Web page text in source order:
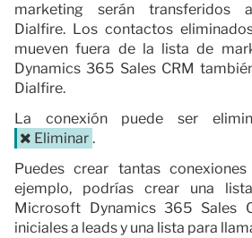
marketing serán transferidos
Dialfire. Los contactos
mueven fuera de la lista de
Dynamics 365 Sales CRM
Dialfire.
La conexión puede ser
Eliminar .
Puedes crear tantas
ejemplo, podrías crear una
Microsoft Dynamics 365 Sales
iniciales a leads y una lista para